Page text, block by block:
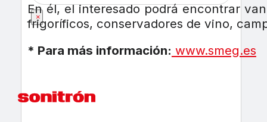
×
En él, el interesado podrá encontrar
frigoríficos, conservadores de vino,
* Para más información: www.smeg.es